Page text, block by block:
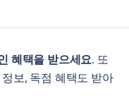
혜택을 받으세요. 또
보, 독점 혜택도 받아